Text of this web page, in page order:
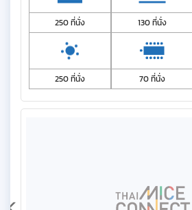
250 ที่นั่ง 130 ที่นั่ง
250 ที่นั่ง 70 ที่นั่ง